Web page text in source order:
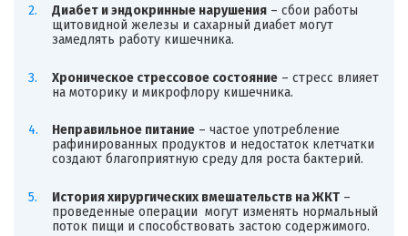
Диабет и эндокринные нарушения– сбои работы
щитовидной железы и сахарный диабет могут
замедлять работу кишечника.
Хроническое стрессовое состояние– стресс влияет
на моторику и микрофлору кишечника.
Неправильное питание– частое употребление
рафинированных продуктов и недостаток клетчатки
создают благоприятную среду для роста бактерий.
История хирургических вмешательств на ЖКТ–
проведенные операции могут изменять нормальный
поток пищи и способствовать застою содержимого.